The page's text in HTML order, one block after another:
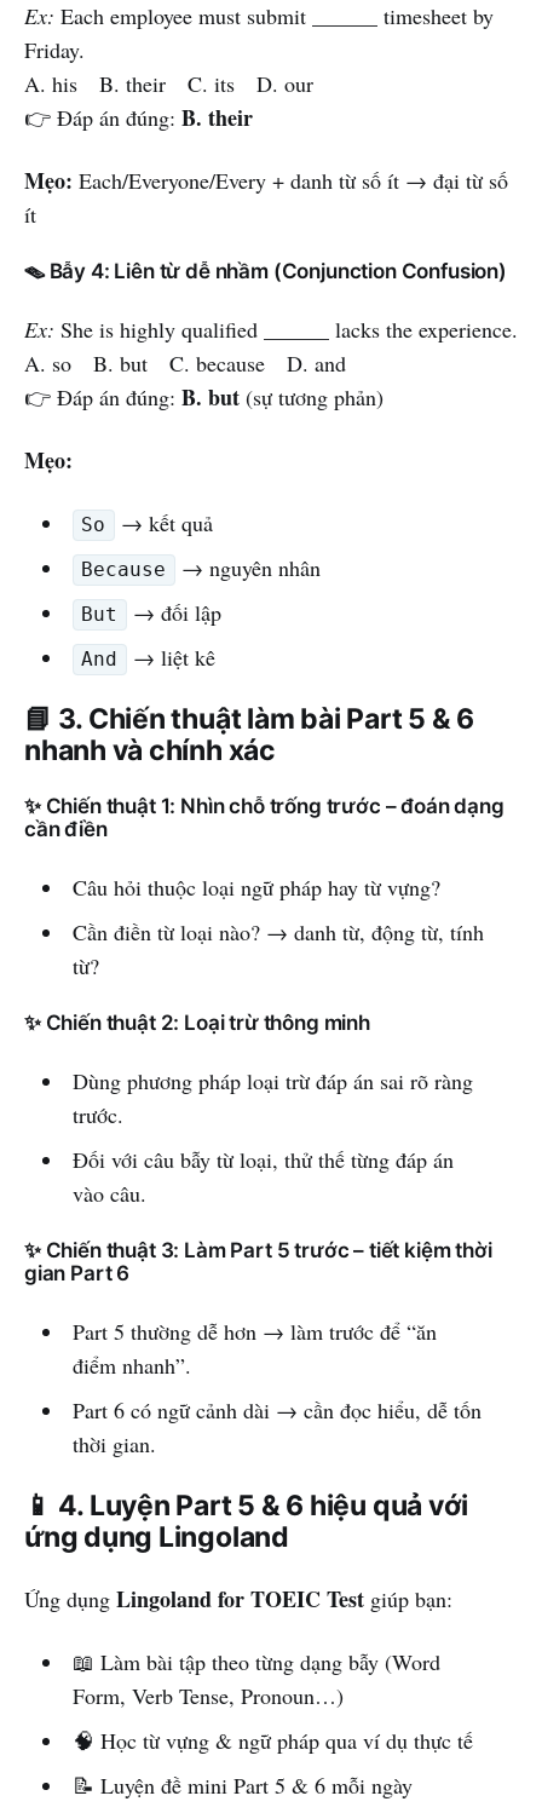
Ex: Each employee must submit ______ timesheet by
Friday.
A. his B. their C. its D. our
👉 Đáp án đúng: B. their
Mẹo: Each/Everyone/Every + danh từ số ít → đại từ số
ít
🪤 Bẫy 4: Liên từ dễ nhầm (Conjunction Confusion)
Ex: She is highly qualified ______ lacks the experience.
A. so B. but C. because D. and
👉 Đáp án đúng: B. but (sự tương phản)
Mẹo:
So → kết quả
Because → nguyên nhân
But → đối lập
And → liệt kê
📘 3. Chiến thuật làm bài Part 5 & 6
nhanh và chính xác
✨ Chiến thuật 1: Nhìn chỗ trống trước – đoán dạng
cần điền
Câu hỏi thuộc loại ngữ pháp hay từ vựng?
Cần điền từ loại nào? → danh từ, động từ, tính
từ?
✨ Chiến thuật 2: Loại trừ thông minh
Dùng phương pháp loại trừ đáp án sai rõ ràng
trước.
Đối với câu bẫy từ loại, thử thế từng đáp án
vào câu.
✨ Chiến thuật 3: Làm Part 5 trước – tiết kiệm thời
gian Part 6
Part 5 thường dễ hơn → làm trước để “ăn
điểm nhanh”.
Part 6 có ngữ cảnh dài → cần đọc hiểu, dễ tốn
thời gian.
📱 4. Luyện Part 5 & 6 hiệu quả với
ứng dụng Lingoland
Ứng dụng Lingoland for TOEIC Test giúp bạn:
📖 Làm bài tập theo từng dạng bẫy (Word
Form, Verb Tense, Pronoun…)
🧠 Học từ vựng & ngữ pháp qua ví dụ thực tế
📝 Luyện đề mini Part 5 & 6 mỗi ngày